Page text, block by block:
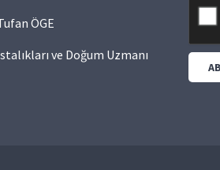
ÖGE
ve Doğum Uzmanı